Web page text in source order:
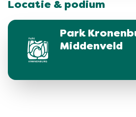
Locatie & podium
Park
Middenveld